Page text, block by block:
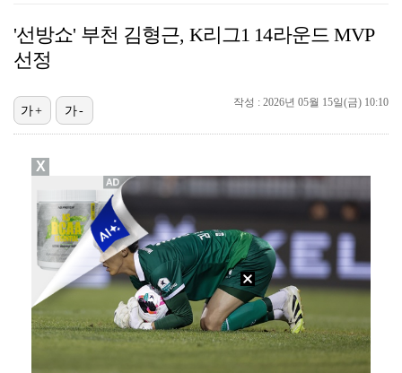
'미우새' 탁재훈, 50대 마지막 생일날 '아근진' 폐…
'7번' 이강인, 한국 팬들 앞에서 AT마드리드 데뷔……
[ST포토] 리센느 메이, '안녕~'
한소희, 청순미 벗고 파격 탈색 머리…강렬 아우라 [스…
[ST포토] 제나, '경주공주'
[ST포토] 이강인, 경기서 만난 '2살 절친형' 돈나…
'선방쇼' 부천 김형근, K리그1 14라운드 MVP
선정
작성 : 2026년 05월 15일(금) 10:10
가+ 가-
X